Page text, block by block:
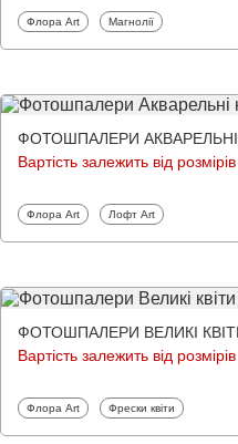
Фотошпалери
Флора Art Фотошпалери
Магнолії
ФОТОШПАЛЕРИ АКВАРЕЛЬНІ
Вартість залежить від розмірів
Фотошпалери
Флора Art Фотошпалери
Лофт Art
ФОТОШПАЛЕРИ ВЕЛИКІ
Вартість залежить від розмірів
Фотошпалери
Флора Art Фотошпалери
Фрески квіти